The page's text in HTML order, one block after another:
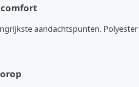
aandachtspunten.